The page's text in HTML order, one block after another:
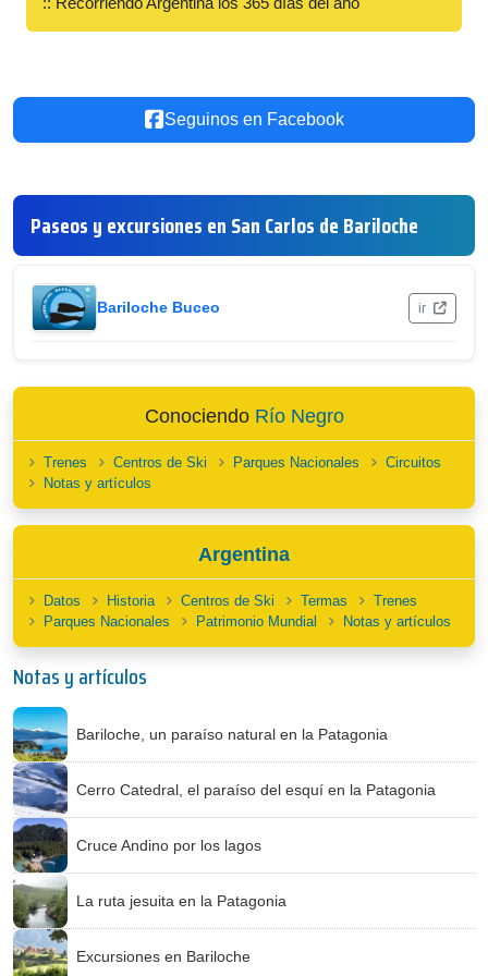
Seguinos en Facebook
Paseos y excursiones en San Carlos de Bariloche
Bariloche Buceo ir
Conociendo Río Negro
Trenes Centros de Ski Parques Nacionales
Circuitos
Notas y artículos
Argentina
Datos Historia Centros de Ski Termas
Trenes
Parques Nacionales
Patrimonio Mundial Notas y artículos
Notas y artículos
Bariloche, un paraíso natural en la Patagonia
Cerro Catedral, el paraíso del esquí en la Patagonia
Cruce Andino por los lagos
La ruta jesuita en la Patagonia
Excursiones en Bariloche